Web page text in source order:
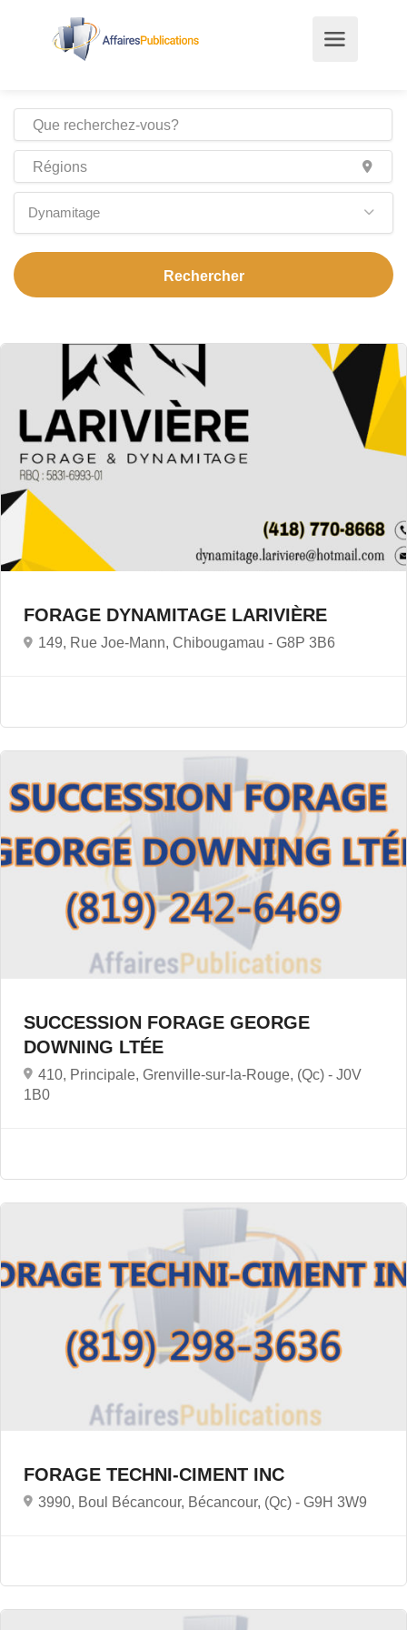
Dynamitage
FORAGE DYNAMITAGE LARIVIÈRE
149, Rue Joe-Mann, Chibougamau - G8P 3B6
SUCCESSION FORAGE GEORGE
DOWNING LTÉE
410, Principale, Grenville-sur-la-Rouge, (Qc) - J0V
1B0
FORAGE TECHNI-CIMENT INC
3990, Boul Bécancour, Bécancour, (Qc) - G9H 3W9